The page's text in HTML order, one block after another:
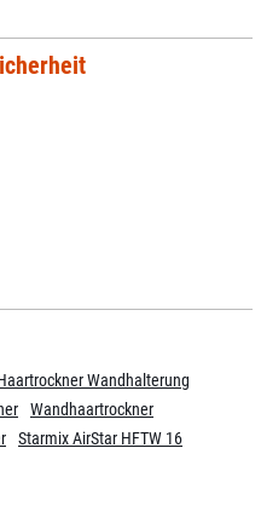
Wandhalterung
Wandhaartrockner
Starmix AirStar HFTW 16